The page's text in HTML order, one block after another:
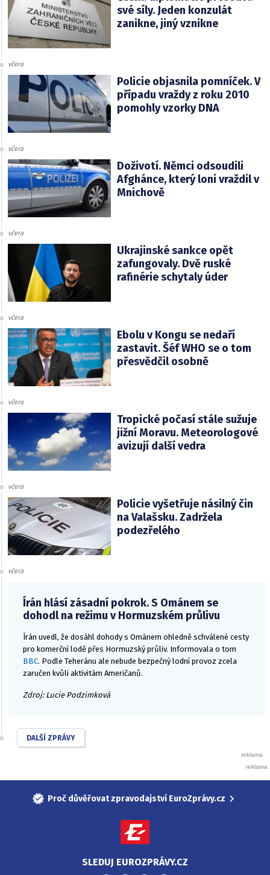
své síly. Jeden konzulát
zanikne, jiný vznikne
včera
Policie objasnila pomníček. V
případu vraždy z roku 2010
pomohly vzorky DNA
včera
Doživotí. Němci odsoudili
Afghánce, který loni vraždil v
Mnichově
včera
Ukrajinské sankce opět
zafungovaly. Dvě ruské
rafinérie schytaly úder
včera
Ebolu v Kongu se nedaří
zastavit. Šéf WHO se o tom
přesvědčil osobně
včera
Tropické počasí stále sužuje
jižní Moravu. Meteorologové
avizují další vedra
včera
Policie vyšetřuje násilný čin
na Valašsku. Zadržela
podezřelého
včera
Írán hlásí zásadní pokrok. S Ománem se
dohodl na režimu v Hormuzském průlivu
Írán uvedl, že dosáhl dohody s Ománem ohledně schválené cesty
pro komerční lodě přes Hormuzský průliv. Informovala o tom
BBC. Podle Teheránu ale nebude bezpečný lodní provoz zcela
zaručen kvůli aktivitám Američanů.
Zdroj: Lucie Podzimková
DALŠÍ ZPRÁVY
Proč důvěřovat zpravodajství EuroZprávy.cz
SLEDUJ EUROZPRÁVY.CZ